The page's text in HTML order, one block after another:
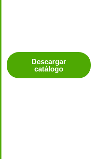
Descargar
catálogo